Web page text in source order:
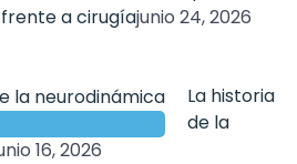
a cirugíajunio 24, 2026
La historia
de la
16, 2026